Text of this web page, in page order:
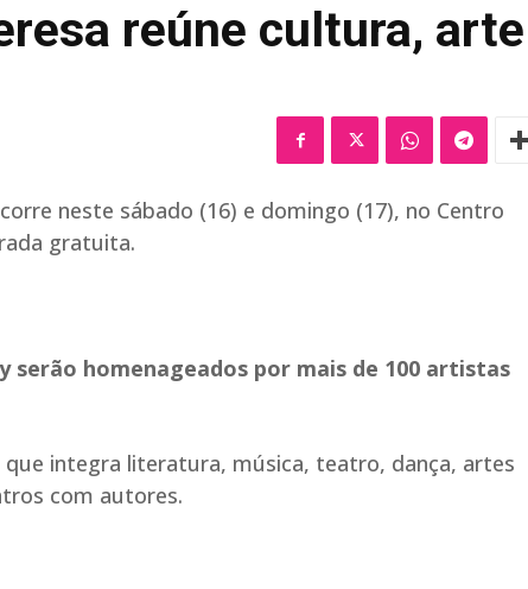
reúne cultura, arte
neste sábado (16) e domingo (17), no Centro
gratuita.
serão homenageados por mais de 100 artistas
integra literatura, música, teatro, dança, artes
com autores.